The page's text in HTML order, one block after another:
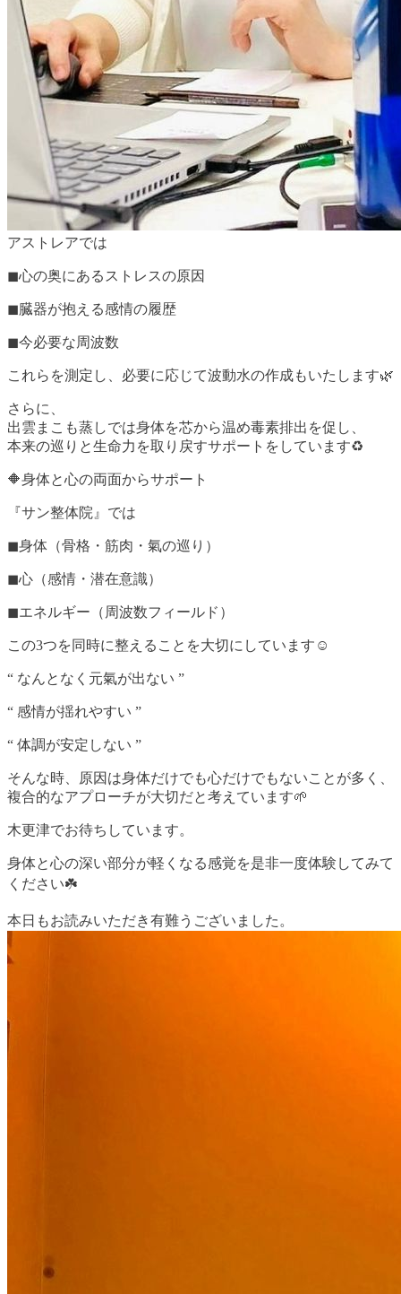
アストレアでは
◼︎心の奥にあるストレスの原因
◼︎臓器が抱える感情の履歴
◼︎今必要な周波数
これらを測定し、必要に応じて波動水の作成もいたします🌿
さらに、
出雲まこも蒸しでは身体を芯から温め毒素排出を促し、
本来の巡りと生命力を取り戻すサポートをしています♻️
🔶身体と心の両面からサポート
『サン整体院』では
◼︎身体（骨格・筋肉・氣の巡り）
◼︎心（感情・潜在意識）
◼︎エネルギー（周波数フィールド）
この3つを同時に整えることを大切にしています☺️
“ なんとなく元氣が出ない ”
“ 感情が揺れやすい ”
“ 体調が安定しない ”
そんな時、原因は身体だけでも心だけでもないことが多く、
複合的なアプローチが大切だと考えています🌱
木更津でお待ちしています。
身体と心の深い部分が軽くなる感覚を是非一度体験してみて
ください☘️
本日もお読みいただき有難うございました。